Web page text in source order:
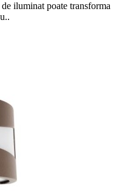
iluminat poate transforma